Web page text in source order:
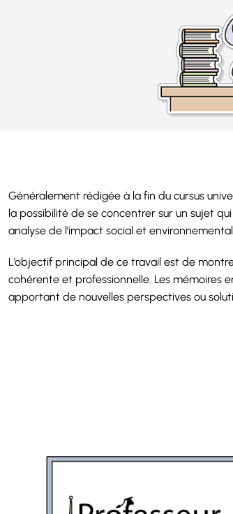
Généralement rédigée à la fin du cursus
la possibilité de se concentrer sur un sujet qui
analyse de l’impact social et environnemental
L’objectif principal de ce travail est de
cohérente et professionnelle. Les mémoires
apportant de nouvelles perspectives ou